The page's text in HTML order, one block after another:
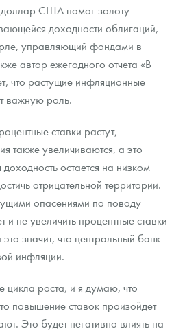
доллар США помог золоту
доходности облигаций,
управляющий фондами в
автор ежегодного отчета «В
что растущие инфляционные
важную роль.
ставки растут,
также увеличиваются, а это
остается на низком
отрицательной территории.
опасениями по поводу
не увеличить процентные ставки
значит, что центральный банк
инфляции.
роста, и я думаю, что
повышение ставок произойдет
Это будет негативно влиять на